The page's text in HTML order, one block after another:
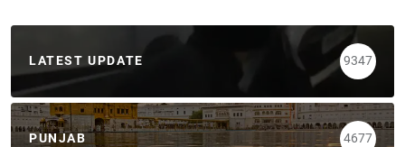
LATEST UPDATE 9347
PUNJAB 4677